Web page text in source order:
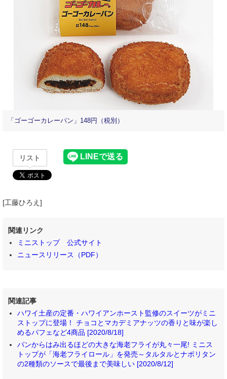
「ゴーゴーカレーパン」148円（税別）
リスト
[工藤ひろえ]
関連リンク
ミニストップ 公式サイト
ニュースリリース（PDF）
関連記事
ハワイ土産の定番・ハワイアンホースト監修のスイーツがミニ
ストップに登場！ チョコとマカデミアナッツの香りと味が楽し
めるパフェなど4商品 [2020/8/18]
パンからはみ出るほどの大きな海老フライが丸々一尾! ミニス
トップが「海老フライロール」を発売～タルタルとナポリタン
の2種類のソースで最後まで美味しい [2020/8/12]